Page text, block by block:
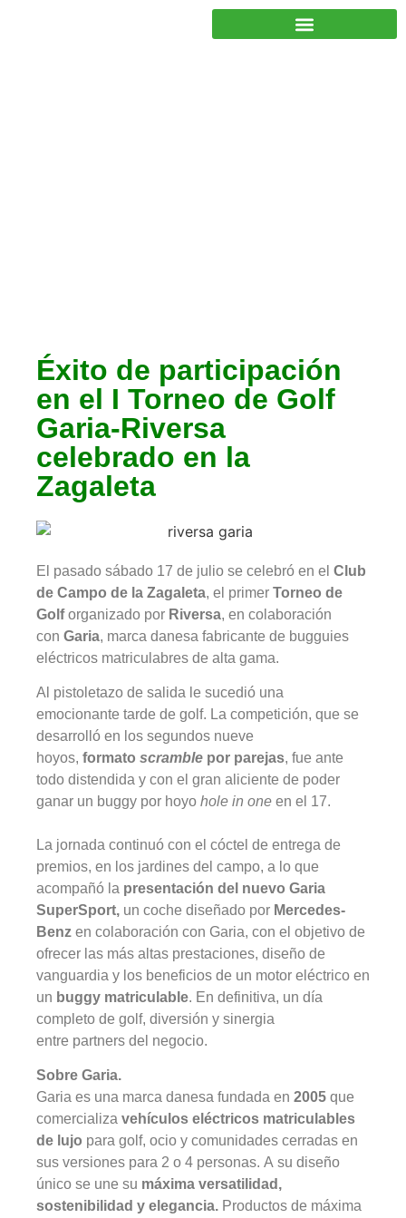
Éxito de participación
en el I Torneo de Golf
Garia-Riversa
celebrado en la
Zagaleta
El pasado sábado 17 de julio se celebró en el Club
de Campo de la Zagaleta, el primer Torneo de
Golforganizado por Riversa, en colaboración
con Garia, marca danesa fabricante de bugguies
eléctricos matriculabres de alta gama.
Al pistoletazo de salida le sucedió una
emocionante tarde de golf. La competición, que se
desarrolló en los segundos nueve
hoyos, formato scramble por parejas, fue ante
todo distendida y con el gran aliciente de poder
ganar un buggy por hoyo hole in one en el 17.
La jornada continuó con el cóctel de entrega de
premios, en los jardines del campo, a lo que
acompañó la presentación del nuevo Garia
SuperSport, un coche diseñado por Mercedes-
Benz en colaboración con Garia, con el objetivo de
ofrecer las más altas prestaciones, diseño de
vanguardia y los beneficios de un motor eléctrico en
un buggy matriculable. En definitiva, un día
completo de golf, diversión y sinergia
entre partners del negocio.
Sobre Garia.
Garia es una marca danesa fundada en 2005 que
comercializa vehículos eléctricos matriculables
de lujo para golf, ocio y comunidades cerradas en
sus versiones para 2 o 4 personas. A su diseño
único se une su máxima versatilidad,
sostenibilidad y elegancia. Productos de máxima